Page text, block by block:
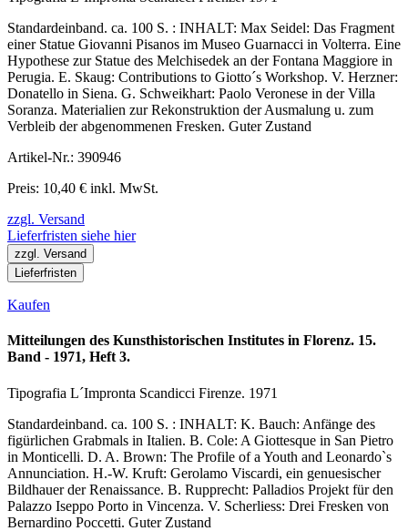
Standardeinband. ca. 100 S. : INHALT: Max Seidel: Das Fragment
einer Statue Giovanni Pisanos im Museo Guarnacci in Volterra. Eine
Hypothese zur Statue des Melchisedek an der Fontana Maggiore in
Perugia. E. Skaug: Contributions to Giotto´s Workshop. V. Herzner:
Donatello in Siena. G. Schweikhart: Paolo Veronese in der Villa
Soranza. Materialien zur Rekonstruktion der Ausmalung u. zum
Verbleib der abgenommenen Fresken. Guter Zustand
Artikel-Nr.: 390946
Preis: 10,40 € inkl. MwSt.
zzgl. Versand
Lieferfristen siehe hier
zzgl. Versand
Lieferfristen
Kaufen
Mitteilungen des Kunsthistorischen Institutes in Florenz. 15.
Band - 1971, Heft 3.
Tipografia L´Impronta Scandicci Firenze. 1971
Standardeinband. ca. 100 S. : INHALT: K. Bauch: Anfänge des
figürlichen Grabmals in Italien. B. Cole: A Giottesque in San Pietro
in Monticelli. D. A. Brown: The Profile of a Youth and Leonardo`s
Annunciation. H.-W. Kruft: Gerolamo Viscardi, ein genuesischer
Bildhauer der Renaissance. B. Rupprecht: Palladios Projekt für den
Palazzo Iseppo Porto in Vincenza. V. Scherliess: Drei Fresken von
Bernardino Poccetti. Guter Zustand